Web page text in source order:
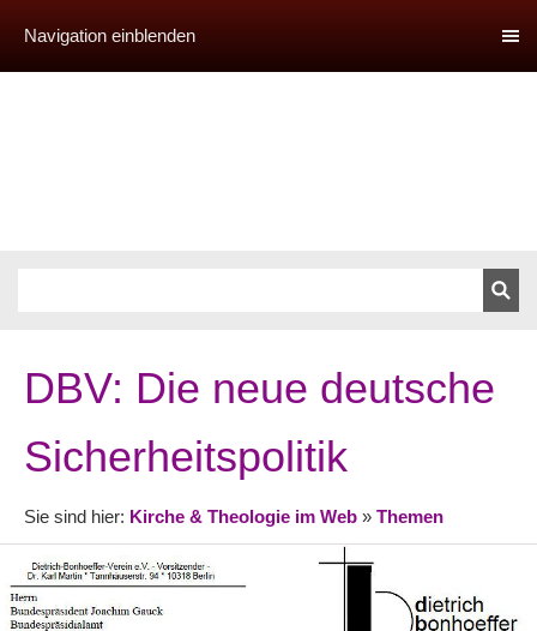
Navigation einblenden
DBV: Die neue deutsche
Sicherheitspolitik
Sie sind hier: Kirche & Theologie im Web » Themen